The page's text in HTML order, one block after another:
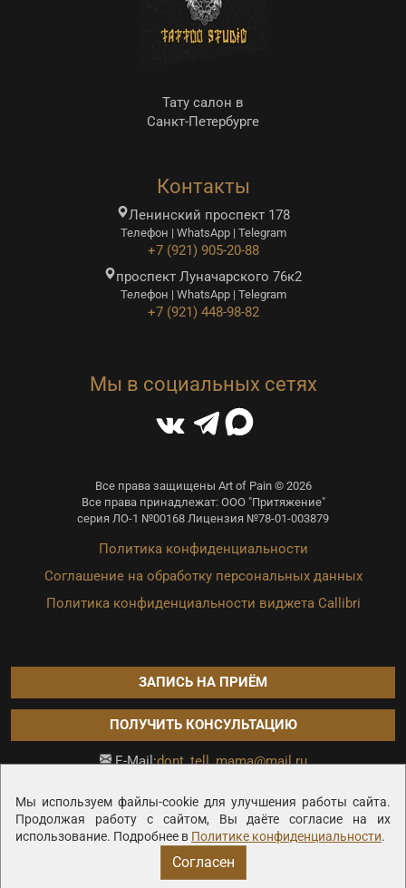
Мы используем файлы-cookie для улучшения работы сайта.
Продолжая работу с сайтом, Вы даёте согласие на их
использование. Подробнее в Политике конфиденциальности.
Согласен
Тату салон в
Санкт-Петербурге
Контакты
Ленинский проспект 178
Телефон | WhatsApp | Telegram
+7 (921) 905-20-88
проспект Луначарского 76к2
Телефон | WhatsApp | Telegram
+7 (921) 448-98-82
Мы в социальных сетях
Все права защищены Art of Pain © 2026
Все права принадлежат: ООО "Притяжение"
серия ЛО-1 №00168 Лицензия №78-01-003879
Политика конфиденциальности
Соглашение на обработку персональных данных
Политика конфиденциальности виджета Callibri
ЗАПИСЬ НА ПРИЁМ
ПОЛУЧИТЬ КОНСУЛЬТАЦИЮ
E-Mail:dont_tell_mama@mail.ru